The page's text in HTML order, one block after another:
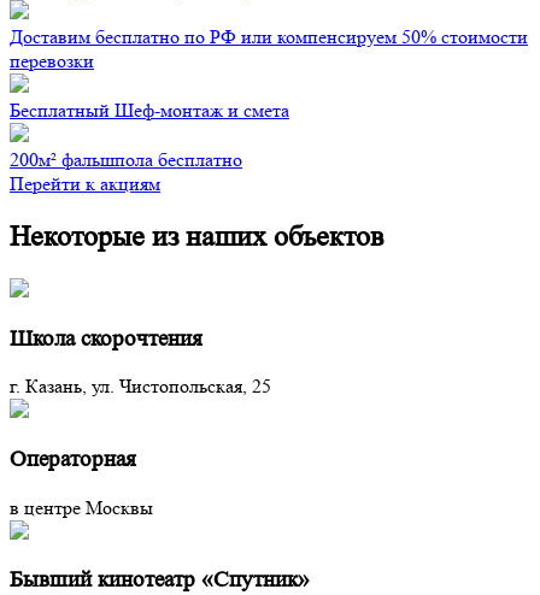
Доставим бесплатно по РФ или компенсируем 50% стоимости
перевозки
Бесплатный Шеф-монтаж и смета
200м² фальшпола бесплатно
Перейти к акциям
Некоторые из наших объектов
Школа скорочтения
г. Казань, ул. Чистопольская, 25
Операторная
в центре Москвы
Бывший кинотеатр «Спутник»